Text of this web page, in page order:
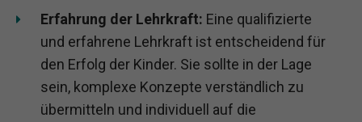
Erfahrung der Lehrkraft: Eine qualifizierte
und erfahrene Lehrkraft ist entscheidend für
den Erfolg der Kinder. Sie sollte in der Lage
sein, komplexe Konzepte verständlich zu
übermitteln und individuell auf die